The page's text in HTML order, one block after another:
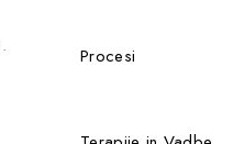
Procesi